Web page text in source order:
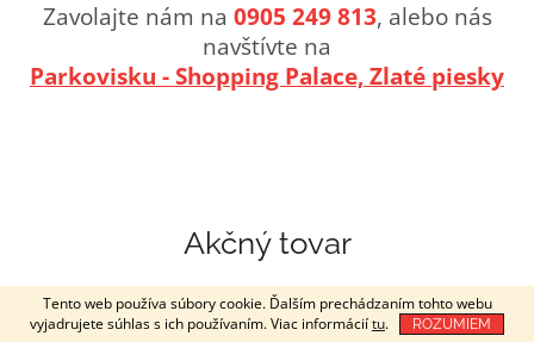
Tento web používa súbory cookie. Ďalším prechádzaním tohto webu
vyjadrujete súhlas s ich používaním. Viac informáciítu. ROZUMIEM
Zavolajte nám na 0905 249 813, alebo nás
navštívte na
Parkovisku - Shopping Palace, Zlaté piesky
Akčný tovar
Akcia